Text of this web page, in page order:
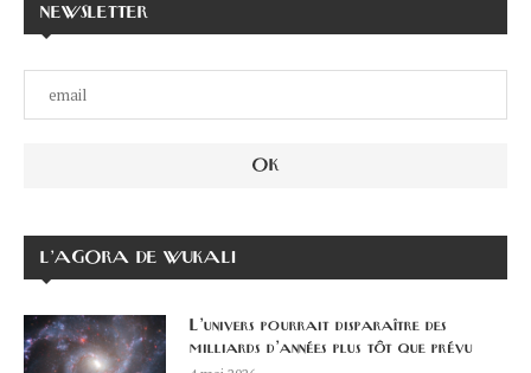
NEWSLETTER
L’AGORA DE WUKALI
L’univers pourrait disparaître des
milliards d’années plus tôt que prévu